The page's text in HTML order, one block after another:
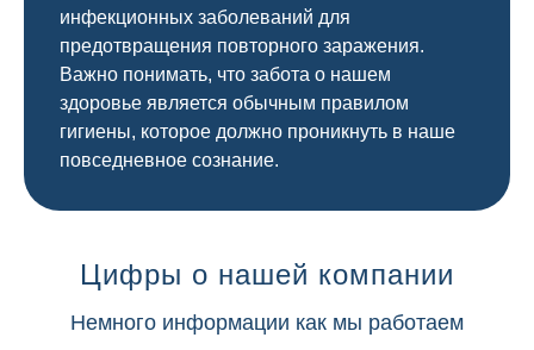
инфекционных заболеваний для
предотвращения повторного заражения.
Важно понимать, что забота о нашем
здоровье является обычным правилом
гигиены, которое должно проникнуть в наше
повседневное сознание.
Цифры о нашей компании
Немного информации как мы работаем